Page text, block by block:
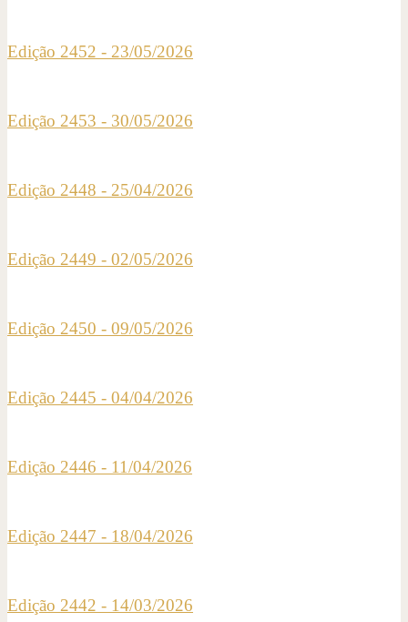
Edição 2452 - 23/05/2026
Edição 2453 - 30/05/2026
Edição 2448 - 25/04/2026
Edição 2449 - 02/05/2026
Edição 2450 - 09/05/2026
Edição 2445 - 04/04/2026
Edição 2446 - 11/04/2026
Edição 2447 - 18/04/2026
Edição 2442 - 14/03/2026